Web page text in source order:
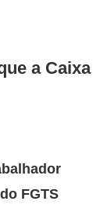
a Caixa
FGTS